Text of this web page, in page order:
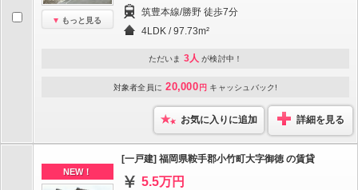
もっと見る
筑豊本線/勝野 徒歩7分
4LDK / 97.73m²
ただいま 3人 が検討中！
対象者全員に 20,000 円 キャッシュバック!
お気に入りに追加 詳細を見る
NEW！
[一戸建] 福岡県鞍手郡小竹町大字御徳 の賃貸
5.5万円